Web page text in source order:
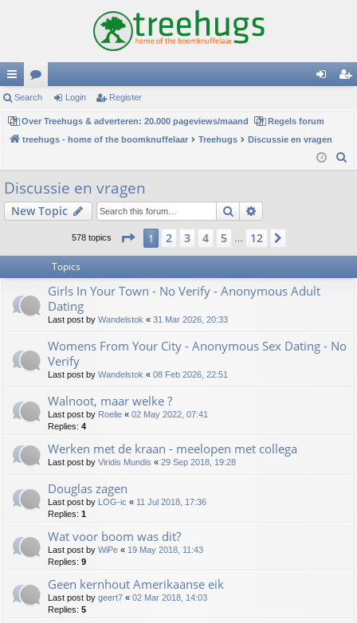
ui
ck
lin
ks
or
u
m
s
in
Search Login Register
Over Treehugs & adverteren: 20.000 pageviews/maand
Regels forum
treehugs - home of the boomknuffelaar
Treehugs
Discussie en vragen
Discussie en vragen
New Topic Search
578 topics Page 1of12
1 2 3 4 5 12
Topics
Girls In Your Town - No Verify - Anonymous Adult
Dating
Last post by Wandelstok « 31 Mar 2026, 20:33
Womens From Your City - Anonymous Sex Dating - No
Verify
Last post by Wandelstok « 08 Feb 2026, 22:51
Walnoot, maar welke ?
Last post by Roelie « 02 May 2022, 07:41
Replies: 4
Werken met de kraan - meelopen met collega
Last post by Viridis Mundis « 29 Sep 2018, 19:28
Douglas zagen
Last post by LOG-ic « 11 Jul 2018, 17:36
Replies: 1
Wat voor boom was dit?
Last post by WiPe « 19 May 2018, 11:43
Replies: 9
Geen kernhout Amerikaanse eik
Last post by geert7 « 02 Mar 2018, 14:03
Replies: 5